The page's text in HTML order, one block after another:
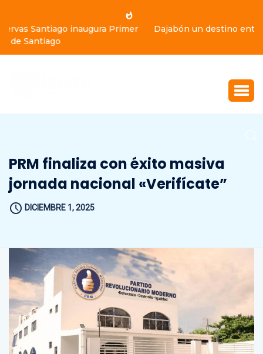
Dajabón un destino entre culturas, historia y gastronomía
PRM finaliza con éxito masiva
jornada nacional «Verifícate”